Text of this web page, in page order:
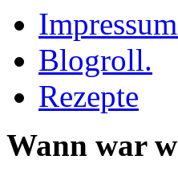
Blogroll.
Rezepte
Wann war